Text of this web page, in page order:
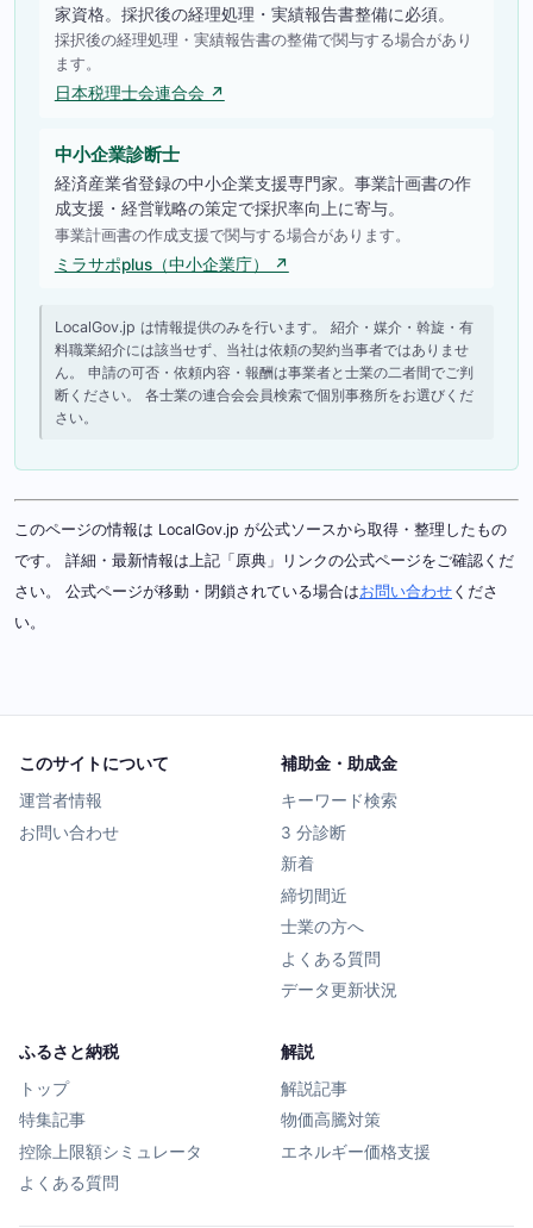
家資格。採択後の経理処理・実績報告書整備に必須。
採択後の経理処理・実績報告書の整備で関与する場合があり
ます。
日本税理士会連合会 ↗
中小企業診断士
経済産業省登録の中小企業支援専門家。事業計画書の作
成支援・経営戦略の策定で採択率向上に寄与。
事業計画書の作成支援で関与する場合があります。
ミラサポplus（中小企業庁） ↗
LocalGov.jp は情報提供のみを行います。 紹介・媒介・斡旋・有
料職業紹介には該当せず、当社は依頼の契約当事者ではありませ
ん。 申請の可否・依頼内容・報酬は事業者と士業の二者間でご判
断ください。 各士業の連合会会員検索で個別事務所をお選びくだ
さい。
このページの情報は LocalGov.jp が公式ソースから取得・整理したもの
です。 詳細・最新情報は上記「原典」リンクの公式ページをご確認くだ
さい。 公式ページが移動・閉鎖されている場合はお問い合わせ くださ
い。
このサイトについて
運営者情報
お問い合わせ
補助金・助成金
キーワード検索
3 分診断
新着
締切間近
士業の方へ
よくある質問
データ更新状況
ふるさと納税
トップ
特集記事
控除上限額シミュレータ
よくある質問
解説
解説記事
物価高騰対策
エネルギー価格支援